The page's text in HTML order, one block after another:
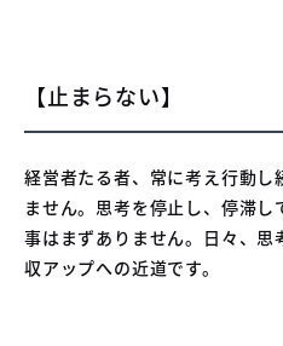
【止まらない】
経営者たる者、常に考え行動
ません。思考を停止し、停滞し
事はまずありません。日々、
収アップへの近道です。